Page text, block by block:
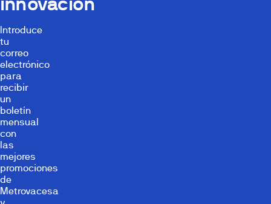
Introduce
tu
correo
electrónico
para
recibir
un
boletín
mensual
con
las
mejores
promociones
de
Metrovacesa